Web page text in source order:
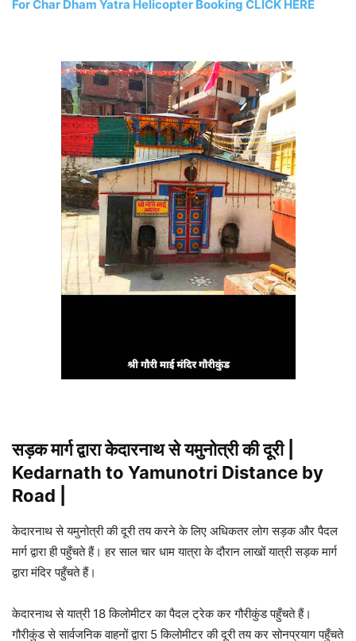
For Char Dham Yatra Helicopter Booking CLICK HERE
सड़क मार्ग द्वारा केदारनाथ से यमुनोत्री की दूरी |
Kedarnath to Yamunotri Distance by
Road |
केदारनाथ से यमुनोत्री की दूरी तय करने के लिए अधिकतर लोग सड़क और पैदल
मार्ग द्वारा ही पहुँचते हैं। हर साल चार धाम यात्रा के दौरान लाखों यात्री सड़क मार्ग
द्वारा मंदिर पहुँचते हैं।
केदारनाथ से यात्री 18 किलोमीटर का पैदल ट्रेक कर गौरीकुंड पहुँचते हैं।
गौरीकुंड से सार्वजनिक वाहनों द्वारा 5 किलोमीटर की दूरी तय कर सोनप्रयाग पहुँचते